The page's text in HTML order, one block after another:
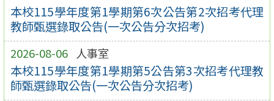
本校115學年度第1學期第6次公告第2次招考代理
教師甄選錄取公告(一次公告分次招考)
2026-08-06 人事室
本校115學年度第1學期第5公告第3次招考代理教
師甄選錄取公告(一次公告分次招考)